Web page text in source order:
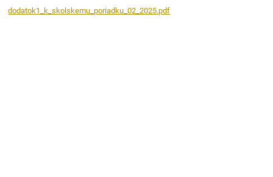
dodatok1_k_skolskemu_poriadku_02_2025.pdf